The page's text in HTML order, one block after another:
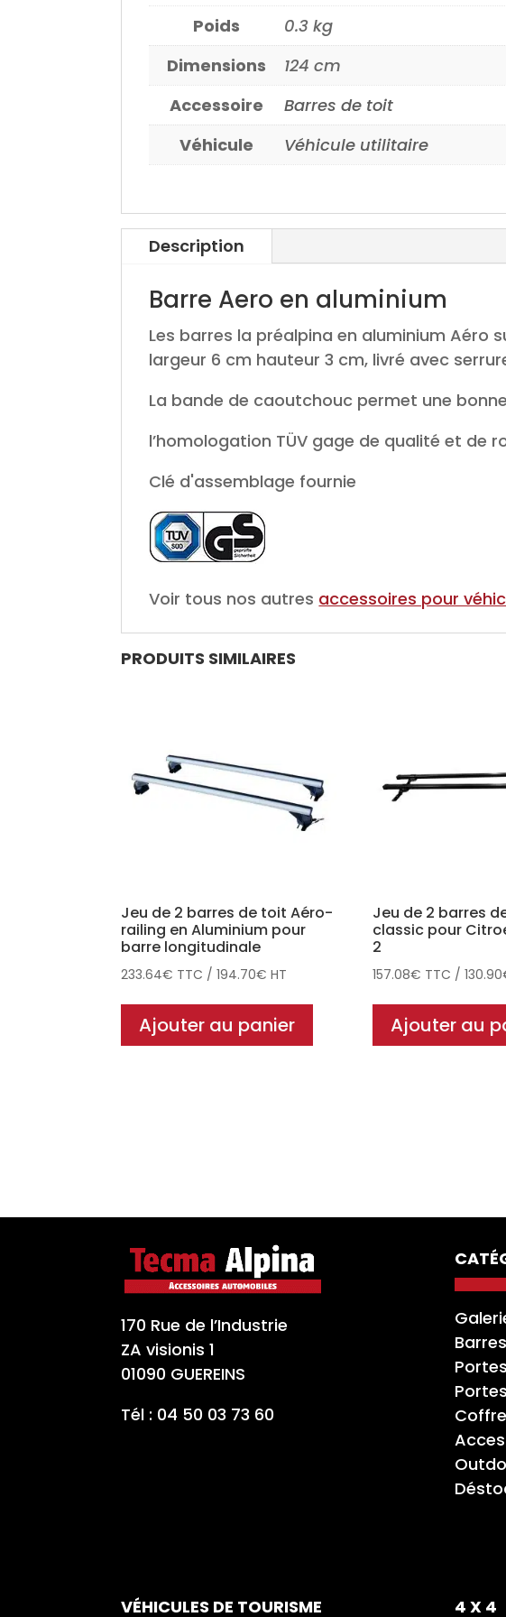
Poids
0.3 kg
Dimensions
124 cm
Accessoire
Barres de toit
Véhicule
Véhicule utilitaire
Description
Barre Aero en aluminium
Les barres la préalpina en aluminium Aéro
largeur 6 cm hauteur 3 cm, livré avec
La bande de caoutchouc permet une
l’homologation TÜV gage de qualité et de
Clé d'assemblage fournie
Voir tous nos autres accessoires pour
PRODUITS SIMILAIRES
Jeu de 2 barres de toit Aéro-
railing en Aluminium pour
barre longitudinale
233.64€ TTC /194.70€ HT
Ajouter au panier
Jeu de 2 barres
classic pour
2
157.08€ TTC /130.90
Ajouter au
170 Rue de l’Industrie
ZA visionis 1
01090 GUEREINS
Tél : 04 50 03 73 60
VÉHICULES DE TOURISME 4 X 4